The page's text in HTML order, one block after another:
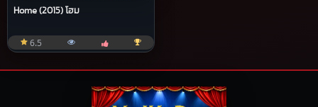
Home (2015) โฮม
6.5